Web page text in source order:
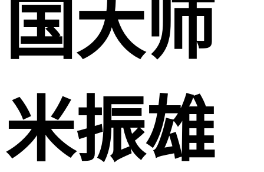
国大师
米振雄